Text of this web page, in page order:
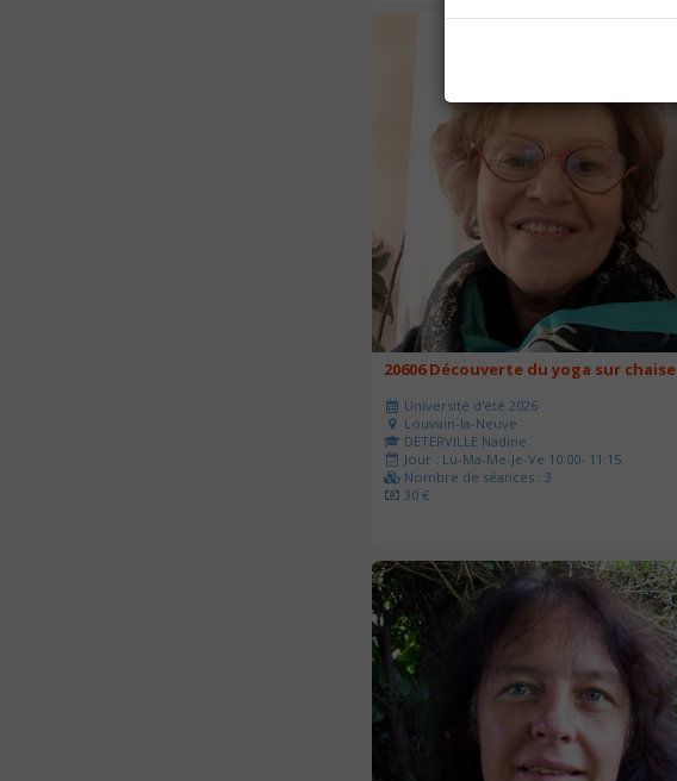
20606 Découverte du yoga sur chaise
Université d'été 2026
Louvain-la-Neuve
DETERVILLE Nadine
Jour : Lu-Ma-Me-Je-Ve 10:00- 11:15
Nombre de séances : 3
30 €